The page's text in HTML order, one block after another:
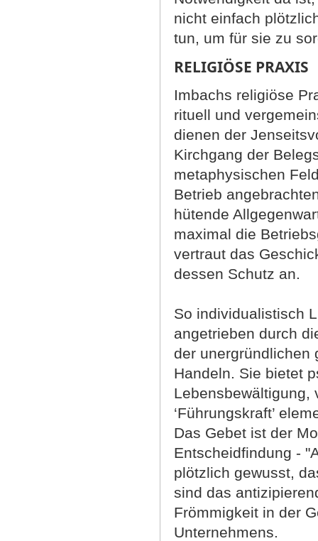
nicht einfach
tun, um für sie zu
RELIGIÖSE PRAXIS
Imbachs religiöse
rituell und
dienen der
Kirchgang der
metaphysischen
Betrieb
hütende
maximal die
vertraut das
dessen Schutz an.
So individualistisch
angetrieben durch
der unergründlichen
Handeln. Sie bietet
Lebensbewältigung,
‘Führungskraft’
Das Gebet ist der
Entscheidfindung -
plötzlich gewusst,
sind das
Frömmigkeit in der
Unternehmens.